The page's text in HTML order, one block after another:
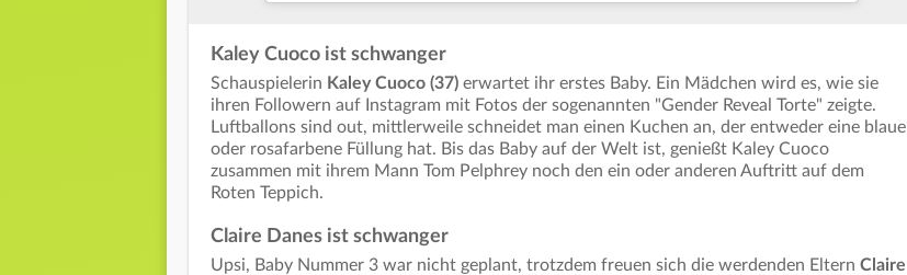
Kaley Cuoco ist schwanger
Schauspielerin Kaley Cuoco (37) erwartet ihr erstes Baby. Ein Mädchen wird es, wie sie
ihren Followern auf Instagram mit Fotos der sogenannten "Gender Reveal Torte" zeigte.
Luftballons sind out, mittlerweile schneidet man einen Kuchen an, der entweder eine blaue
oder rosafarbene Füllung hat. Bis das Baby auf der Welt ist, genießt Kaley Cuoco
zusammen mit ihrem Mann Tom Pelphrey noch den ein oder anderen Auftritt auf dem
Roten Teppich.
Claire Danes ist schwanger
Upsi, Baby Nummer 3 war nicht geplant, trotzdem freuen sich die werdenden Eltern Claire